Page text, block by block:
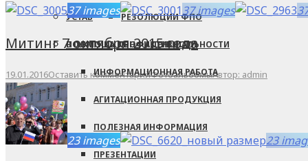
РЕЗОЛЮЦИИ ФПО
В ПОМОЩЬ ПРОФАКТИВИСТУ
ИНФОРМАЦИОННАЯ РАБОТА
АГИТАЦИОННАЯ ПРОДУКЦИЯ
ПОЛЕЗНАЯ ИНФОРМАЦИЯ
ПРЕЗЕНТАЦИИ
УСТАВ
ПОЛИТИКА КОНФИДЕНЦИАЛЬНОСТИ
37 images 37 images
Митинг 7 октября 2015 года
19.01.2016Оставить комментарийФотоальбомыАвтор: admin
23 images 23